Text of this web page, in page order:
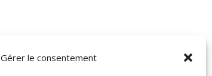
Gérer le consentement